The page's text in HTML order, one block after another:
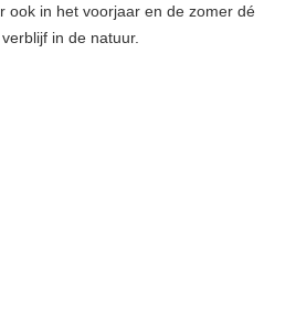
ook in het voorjaar en de zomer dé
in de natuur.